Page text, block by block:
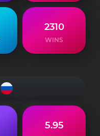
2310
WINS
5.95